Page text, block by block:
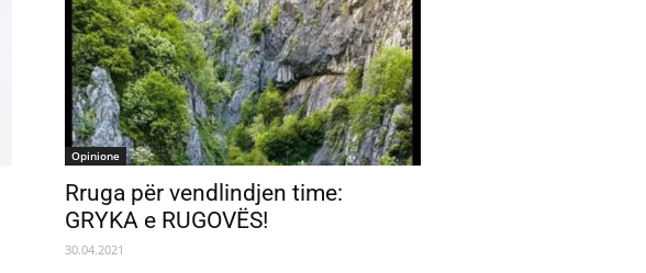
Opinione
Rruga për vendlindjen time:
GRYKA e RUGOVËS!
30.04.2021